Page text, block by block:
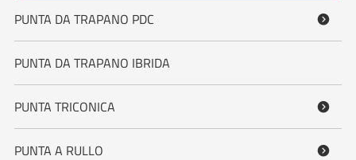
PUNTA DA TRAPANO PDC 
PUNTA DA TRAPANO IBRIDA
PUNTA TRICONICA 
PUNTA A RULLO 